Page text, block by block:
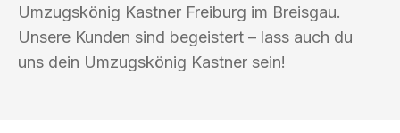
Umzugskönig Kastner Freiburg im Breisgau.
Unsere Kunden sind begeistert – lass auch du
uns dein Umzugskönig Kastner sein!